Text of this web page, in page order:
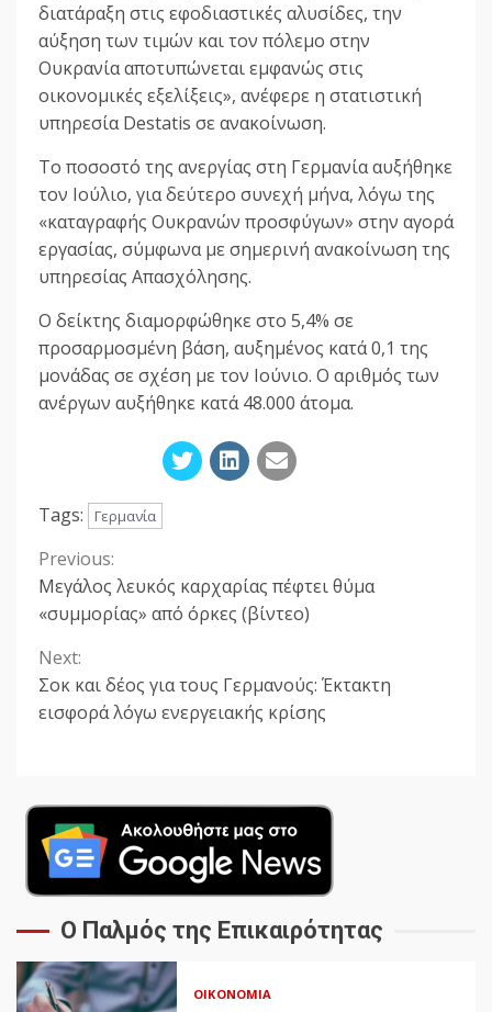
διατάραξη στις εφοδιαστικές αλυσίδες, την
αύξηση των τιμών και τον πόλεμο στην
Ουκρανία αποτυπώνεται εμφανώς στις
οικονομικές εξελίξεις», ανέφερε η στατιστική
υπηρεσία Destatis σε ανακοίνωση.
Το ποσοστό της ανεργίας στη Γερμανία αυξήθηκε
τον Ιούλιο, για δεύτερο συνεχή μήνα, λόγω της
«καταγραφής Ουκρανών προσφύγων» στην αγορά
εργασίας, σύμφωνα με σημερινή ανακοίνωση της
υπηρεσίας Απασχόλησης.
Ο δείκτης διαμορφώθηκε στο 5,4% σε
προσαρμοσμένη βάση, αυξημένος κατά 0,1 της
μονάδας σε σχέση με τον Ιούνιο. Ο αριθμός των
ανέργων αυξήθηκε κατά 48.000 άτομα.
Tags: Γερμανία
Continue
Reading
Previous:
Μεγάλος λευκός καρχαρίας πέφτει θύμα
«συμμορίας» από όρκες (βίντεο)
Next:
Σοκ και δέος για τους Γερμανούς: Έκτακτη
εισφορά λόγω ενεργειακής κρίσης
Ο Παλμός της Επικαιρότητας
ΟΙΚΟΝΟΜΊΑ